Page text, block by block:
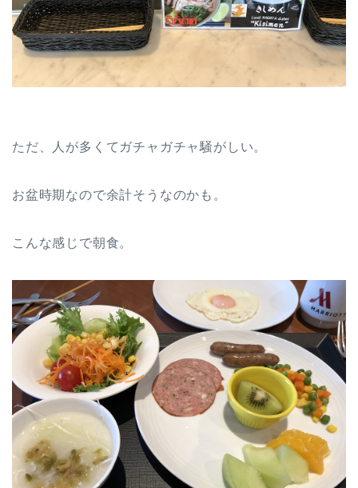
ただ、人が多くてガチャガチャ騒がしい。
お盆時期なので余計そうなのかも。
こんな感じで朝食。